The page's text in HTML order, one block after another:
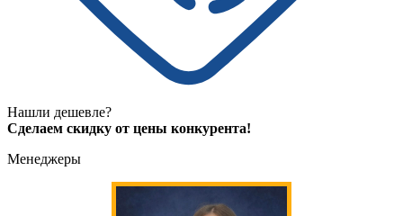
Нашли дешевле?
Сделаем скидку от цены конкурента!
Менеджеры